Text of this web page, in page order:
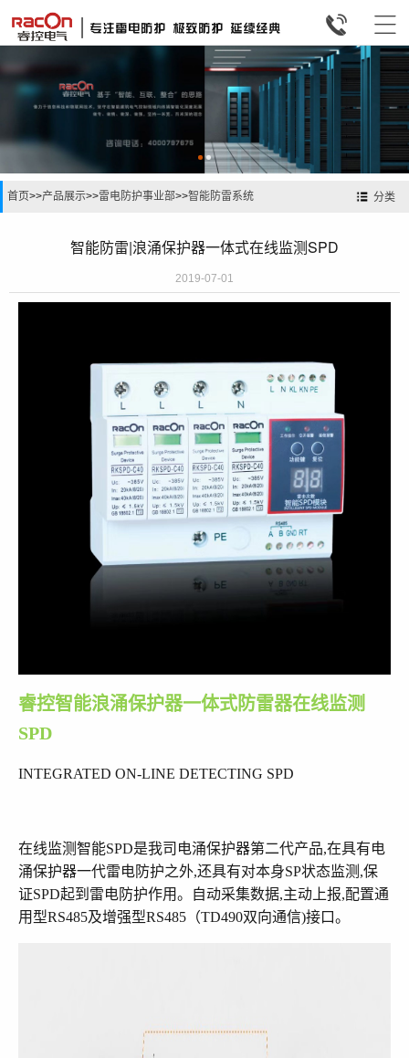


分类
首页>>产品展示>>雷电防护事业部>>智能防雷系统
智能防雷|浪涌保护器一体式在线监测SPD
2019-07-01
睿控智能浪涌保护器一体式防雷器在线监测
SPD
INTEGRATED ON-LINE DETECTING SPD
在线监测智能SPD是我司电涌保护器第二代产品,在具有电
涌保护器一代雷电防护之外,还具有对本身SP状态监测,保
证SPD起到雷电防护作用。自动采集数据,主动上报,配置通
用型RS485及增强型RS485（TD490双向通信)接口。